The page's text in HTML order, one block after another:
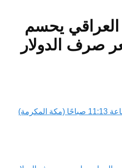
العراقي يحسم
صرف الدولار